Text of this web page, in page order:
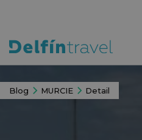
Blog MURCIE Detail